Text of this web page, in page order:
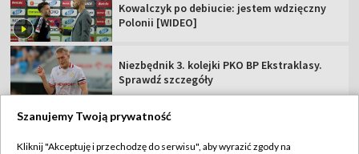
Kowalczyk po debiucie: jestem wdzięczny
Polonii [WIDEO]
Niezbędnik 3. kolejki PKO BP Ekstraklasy.
Sprawdź szczegóły
Szanujemy Twoją prywatność
Kliknij "Akceptuję i przechodzę do serwisu", aby wyrazić zgody na